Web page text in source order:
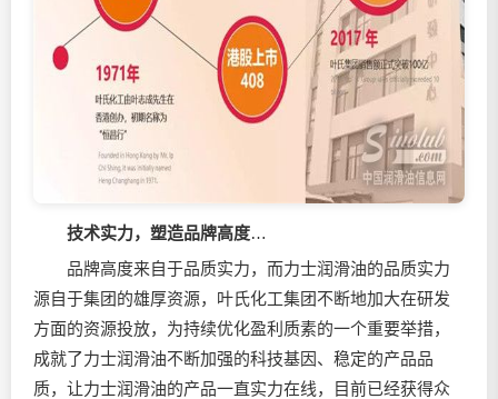
技术实力，塑造品牌高度…
品牌高度来自于品质实力，而力士润滑油的品质实力
源自于集团的雄厚资源，叶氏化工集团不断地加大在研发
方面的资源投放，为持续优化盈利质素的一个重要举措，
成就了力士润滑油不断加强的科技基因、稳定的产品品
质，让力士润滑油的产品一直实力在线，目前已经获得众